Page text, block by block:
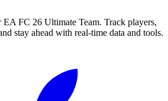
EA FC 26 Ultimate Team. Track players,
stay ahead with real-time data and tools.